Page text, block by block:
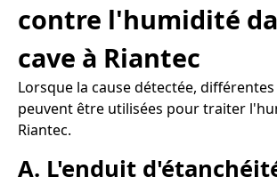
contre l'humidité
cave à Riantec
Lorsque la cause détectée,
peuvent être utilisées pour traiter
Riantec.
A. L'enduit